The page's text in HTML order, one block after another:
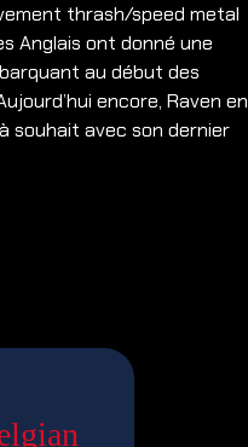
thrash/speed metal
Anglais ont donné une
au début des
encore, Raven en
souhait avec son dernier